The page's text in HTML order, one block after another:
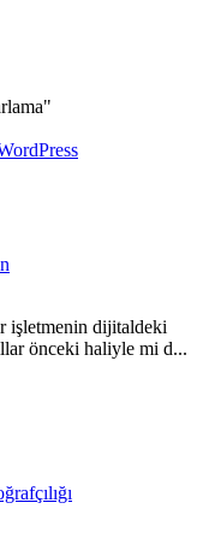
işletmenin dijitaldeki
önceki haliyle mi d...